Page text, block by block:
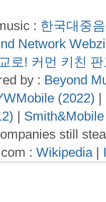
: 한국대중
Network
로! 커먼 키친
by : Beyond
(2022) |
|
still
: Wikipedia|